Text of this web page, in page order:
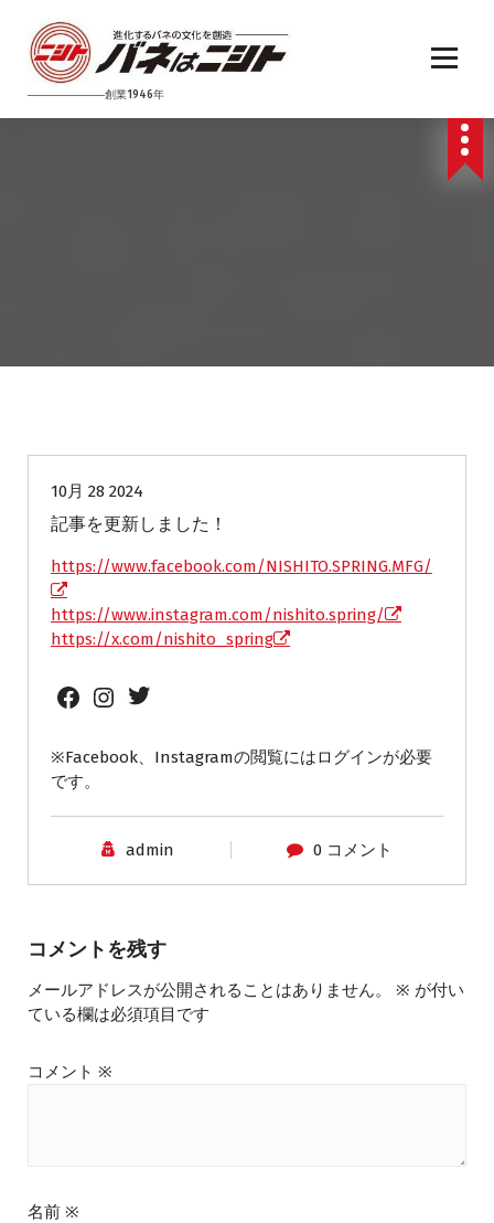
──────────創業1946年
10月 28 2024
記事を更新しました！
https://www.facebook.com/NISHITO.SPRING.MFG/
https://www.instagram.com/nishito.spring/
https://x.com/nishito_spring
Facebook Instagram Twitter
※Facebook、Instagramの閲覧にはログインが必要
です。
admin 0 コメント
コメントを残す
メールアドレスが公開されることはありません。 ※ が付い
ている欄は必須項目です
コメント ※
名前 ※